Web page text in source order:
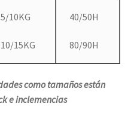
5/10KG
10/15KG
40/50H
80/90H
como tamaños están
e inclemencias